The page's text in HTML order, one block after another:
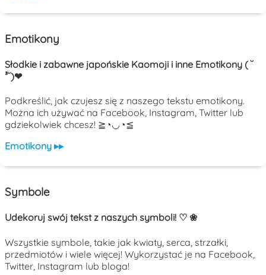
Emotikony
Słodkie i zabawne japońskie Kaomoji i inne Emotikony ( ˘
³˘)❤
Podkreślić, jak czujesz się z naszego tekstu emotikony.
Można ich używać na Facebook, Instagram, Twitter lub
gdziekolwiek chcesz! ≧◔◡◔≦
Emotikony ▸▸
Symbole
Udekoruj swój tekst z naszych symboli! ♡ ❀
Wszystkie symbole, takie jak kwiaty, serca, strzałki,
przedmiotów i wiele więcej! Wykorzystać je na Facebook,
Twitter, Instagram lub bloga!